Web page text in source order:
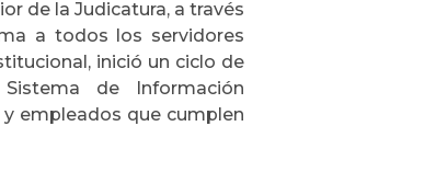
de la Judicatura, a través
a todos los servidores
inició un ciclo de
de Información
y empleados que cumplen